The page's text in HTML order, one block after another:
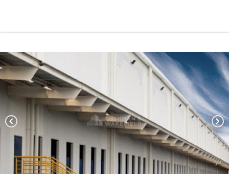
chevron_left chevron_right